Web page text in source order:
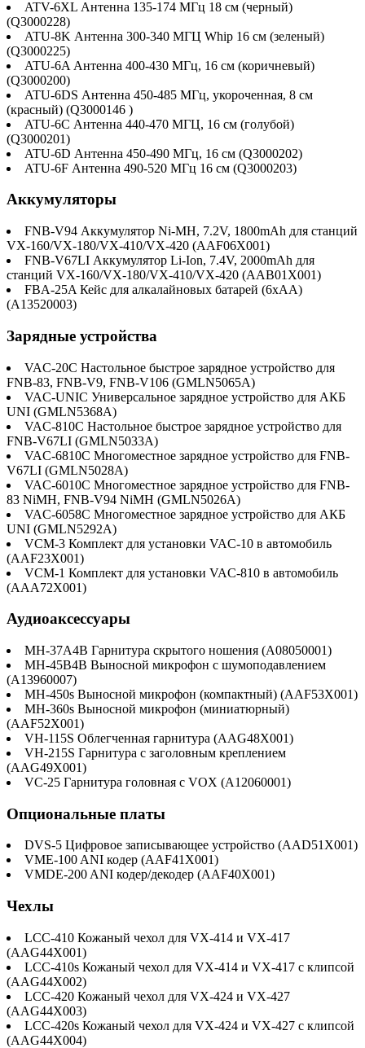
ATV-6XL Антенна 135-174 МГц 18 см (черный)
(Q3000228)
ATU-8K Антенна 300-340 МГЦ Whip 16 см (зеленый)
(Q3000225)
ATU-6A Антенна 400-430 МГц, 16 см (коричневый)
(Q3000200)
ATU-6DS Антенна 450-485 МГц, укороченная, 8 см
(красный) (Q3000146 )
ATU-6C Антенна 440-470 МГЦ, 16 см (голубой)
(Q3000201)
ATU-6D Антенна 450-490 МГц, 16 см (Q3000202)
ATU-6F Антенна 490-520 МГц 16 см (Q3000203)
Аккумуляторы
FNB-V94 Аккумулятор Ni-MH, 7.2V, 1800mAh для станций
VX-160/VX-180/VX-410/VX-420 (AAF06X001)
FNB-V67LI Аккумулятор Li-Ion, 7.4V, 2000mAh для
станций VX-160/VX-180/VX-410/VX-420 (AAB01X001)
FBA-25A Кейс для алкалайновых батарей (6хАА)
(A13520003)
Зарядные устройства
VAC-20C Настольное быстрое зарядное устройство для
FNB-83, FNB-V9, FNB-V106 (GMLN5065A)
VAC-UNIC Универсальное зарядное устройство для АКБ
UNI (GMLN5368A)
VAC-810C Настольное быстрое зарядное устройство для
FNB-V67LI (GMLN5033A)
VAC-6810C Многоместное зарядное устройство для FNB-
V67LI (GMLN5028A)
VAC-6010C Многоместное зарядное устройство для FNB-
83 NiMH, FNB-V94 NiMH (GMLN5026A)
VAC-6058C Многоместное зарядное устройство для АКБ
UNI (GMLN5292A)
VCM-3 Комплект для установки VAC-10 в автомобиль
(AAF23X001)
VCM-1 Комплект для установки VAC-810 в автомобиль
(AAA72X001)
Аудиоаксессуары
MH-37A4B Гарнитура скрытого ношения (A08050001)
MH-45B4B Выносной микрофон с шумоподавлением
(A13960007)
MH-450s Выносной микрофон (компактный) (AAF53X001)
MH-360s Выносной микрофон (миниатюрный)
(AAF52X001)
VH-115S Облегченная гарнитура (AAG48X001)
VH-215S Гарнитура с заголовным креплением
(AAG49X001)
VC-25 Гарнитура головная с VOX (A12060001)
Опциональные платы
DVS-5 Цифровое записывающее устройство (AAD51X001)
VME-100 ANI кодер (AAF41X001)
VMDE-200 ANI кодер/декодер (AAF40X001)
Чехлы
LCC-410 Кожаный чехол для VX-414 и VX-417
(AAG44X001)
LCC-410s Кожаный чехол для VX-414 и VX-417 c клипсой
(AAG44X002)
LCC-420 Кожаный чехол для VX-424 и VX-427
(AAG44X003)
LCC-420s Кожаный чехол для VX-424 и VX-427 c клипсой
(AAG44X004)